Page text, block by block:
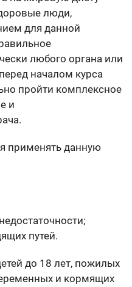
люди,
для данной
любого органа или
началом курса
пройти комплексное
и
применять данную
путей.
до 18 лет, пожилых
и кормящих